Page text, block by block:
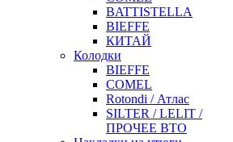
BATTISTELLA
BIEFFE
КИТАЙ
Колодки
BIEFFE
COMEL
Rotondi / Атлас
SILTER / LELIT /
ПРОЧЕЕ ВТО